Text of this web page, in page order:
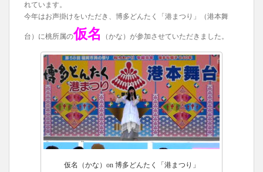
れています。
今年はお声掛けをいただき、博多どんたく「港まつり」（港本舞
台）に桃所属の仮名 （かな）が参加させていただきました。
仮名（かな）on 博多どんたく「港まつり」